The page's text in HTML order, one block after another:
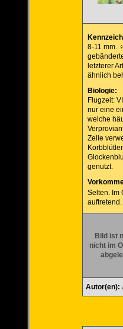
8-11 mm.
letzterer
ähnlich
Biologie:
Flugzeit:
nur eine
welche
Zelle
genutzt.
Selten. Im
Bild ist
nicht im
Autor(en):